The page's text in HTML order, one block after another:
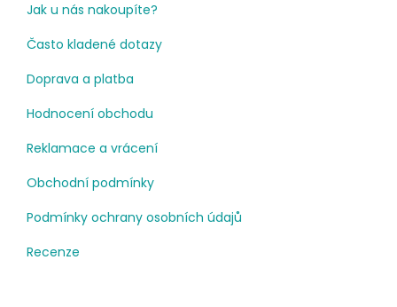
Jak u nás nakoupíte?
Často kladené dotazy
Doprava a platba
Hodnocení obchodu
Reklamace a vrácení
Obchodní podmínky
Podmínky ochrany osobních údajů
Recenze